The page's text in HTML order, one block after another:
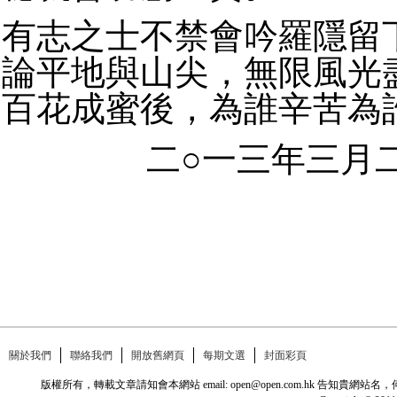
有志之士不禁會吟羅隱留
論平地與山尖，無限風光
百花成蜜後，為誰辛苦為
二○一三年三月
關於我們 聯絡我們 開放舊網頁 每期文選 封面彩頁
版權所有，轉載文章請知會本網站 email: open@open.com.hk 告知貴網站